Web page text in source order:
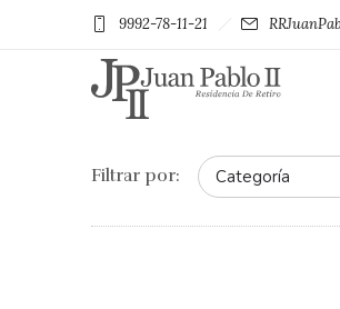
9992-78-11-21
Filtrar por: Categoría